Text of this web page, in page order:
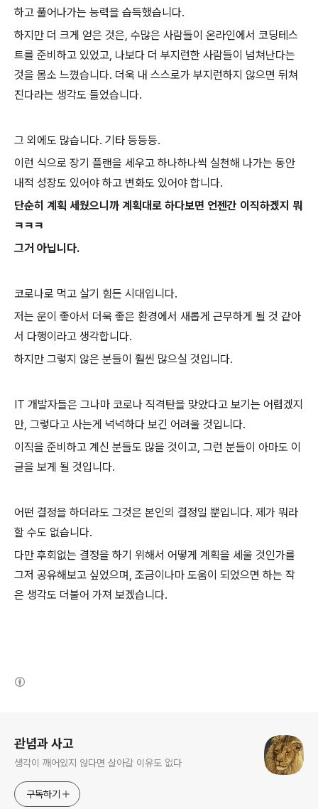
하고 풀어나가는 능력을 습득했습니다.
하지만 더 크게 얻은 것은, 수많은 사람들이 온라인에서 코딩테스
트를 준비하고 있었고, 나보다 더 부지런한 사람들이 넘쳐난다는
것을 몸소 느꼈습니다. 더욱 내 스스로가 부지런하지 않으면 뒤쳐
진다라는 생각도 들었습니다.
그 외에도 많습니다. 기타 등등등.
이런 식으로 장기 플랜을 세우고 하나하나씩 실천해 나가는 동안
내적 성장도 있어야 하고 변화도 있어야 합니다.
단순히 계획 세웠으니까 계획대로 하다보면 언젠간 이직하겠지 뭐
ㅋㅋㅋ
그거 아닙니다.
코로나로 먹고 살기 힘든 시대입니다.
저는 운이 좋아서 더욱 좋은 환경에서 새롭게 근무하게 될 것 같아
서 다행이라고 생각합니다.
하지만 그렇지 않은 분들이 훨씬 많으실 것입니다.
IT 개발자들은 그나마 코로나 직격탄을 맞았다고 보기는 어렵겠지
만, 그렇다고 사는게 넉넉하다 보긴 어려울 것입니다.
이직을 준비하고 계신 분들도 많을 것이고, 그런 분들이 아마도 이
글을 보게 될 것입니다.
어떤 결정을 하더라도 그것은 본인의 결정일 뿐입니다. 제가 뭐라
할 수도 없습니다.
다만 후회없는 결정을 하기 위해서 어떻게 계획을 세울 것인가를
그저 공유해보고 싶었으며, 조금이나마 도움이 되었으면 하는 작
은 생각도 더불어 가져 보겠습니다.
관념과 사고
생각이 깨어있지 않다면 살아갈 이유도 없다
구독하기